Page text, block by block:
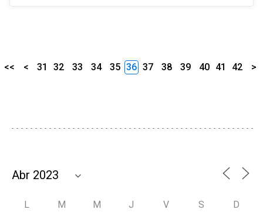
<< < 31 32 33 34 35 36 37 38 39 40 41 42 >
L M M J V S D